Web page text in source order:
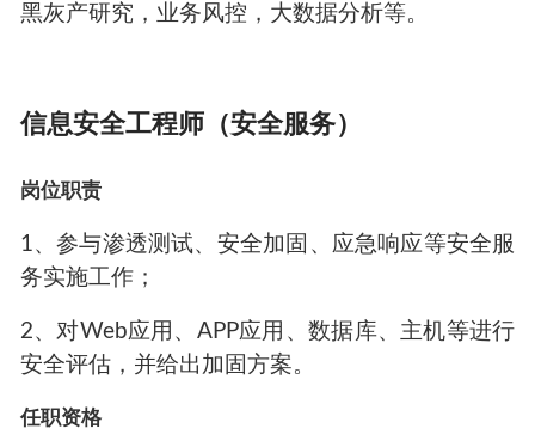
黑灰产研究，业务风控，大数据分析等。
信息安全工程师（安全服务）
岗位职责
1、参与渗透测试、安全加固、应急响应等安全服
务实施工作；
2、对Web应用、APP应用、数据库、主机等进行
安全评估，并给出加固方案。
任职资格